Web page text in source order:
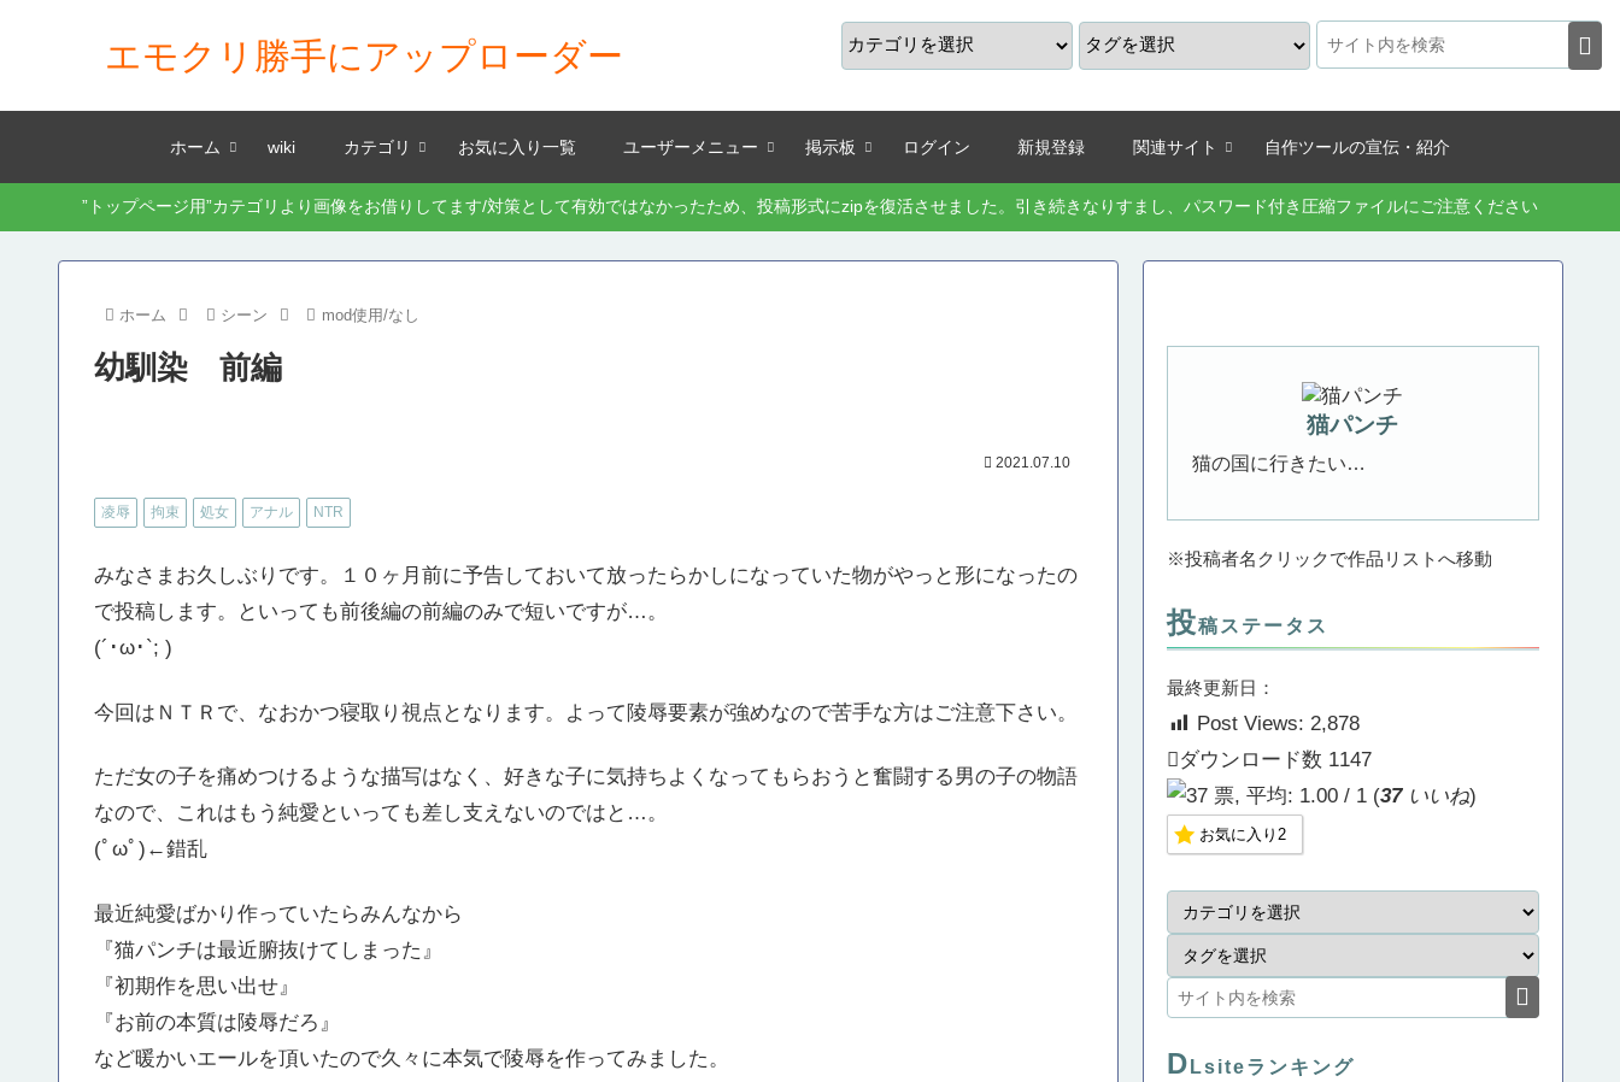
エモクリ勝手にアップローダー
ホーム wiki カテゴリ お気に入り一覧 ユーザーメニュー 掲示板 ログイン 新規登録 関連サイト 自作ツールの宣伝・紹介
”トップページ用”カテゴリより画像をお借りしてます/対策として有効ではなかったため、投稿形式にzipを復活させました。引き続きなりすまし、パスワード付き圧縮ファイルにご注意ください
ホーム シーン mod使用/なし
幼馴染 前編
2021.07.10
凌辱 拘束 処女 アナル NTR
みなさまお久しぶりです。１０ヶ月前に予告しておいて放ったらかしになっていた物がやっと形になったの
で投稿します。といっても前後編の前編のみで短いですが…。
(´･ω･`; )
今回はＮＴＲで、なおかつ寝取り視点となります。よって陵辱要素が強めなので苦手な方はご注意下さい。
ただ女の子を痛めつけるような描写はなく、好きな子に気持ちよくなってもらおうと奮闘する男の子の物語
なので、これはもう純愛といっても差し支えないのではと…。
(ﾟωﾟ)←錯乱
最近純愛ばかり作っていたらみんなから
『猫パンチは最近腑抜けてしまった』
『初期作を思い出せ』
『お前の本質は陵辱だろ』
など暖かいエールを頂いたので久々に本気で陵辱を作ってみました。
猫パンチ
猫の国に行きたい…
※投稿者名クリックで作品リストへ移動
投稿ステータス
最終更新日：
Post Views: 2,878
ダウンロード数 1147
(37いいね)
お気に入り 2
D Lsiteランキング